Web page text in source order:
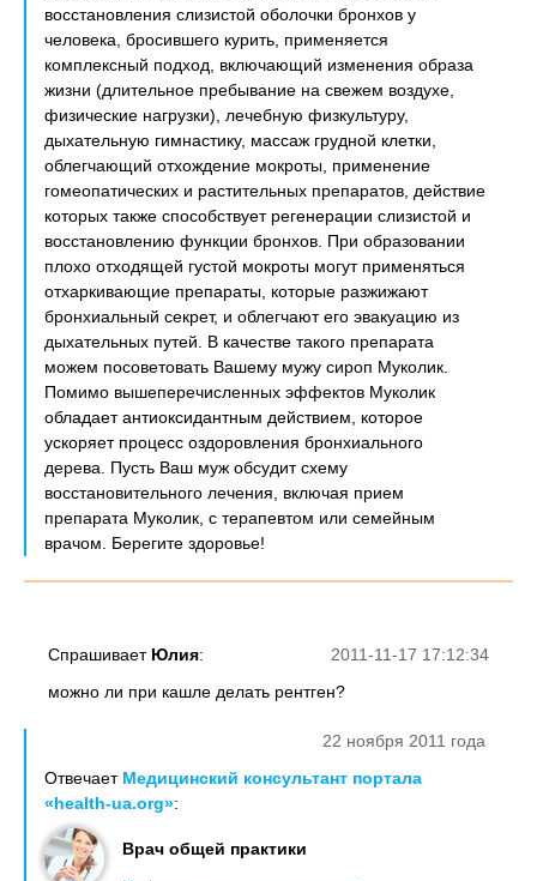
восстановления слизистой оболочки бронхов у
человека, бросившего курить, применяется
комплексный подход, включающий изменения образа
жизни (длительное пребывание на свежем воздухе,
физические нагрузки), лечебную физкультуру,
дыхательную гимнастику, массаж грудной клетки,
облегчающий отхождение мокроты, применение
гомеопатических и растительных препаратов, действие
которых также способствует регенерации слизистой и
восстановлению функции бронхов. При образовании
плохо отходящей густой мокроты могут применяться
отхаркивающие препараты, которые разжижают
бронхиальный секрет, и облегчают его эвакуацию из
дыхательных путей. В качестве такого препарата
можем посоветовать Вашему мужу сироп Муколик.
Помимо вышеперечисленных эффектов Муколик
обладает антиоксидантным действием, которое
ускоряет процесс оздоровления бронхиального
дерева. Пусть Ваш муж обсудит схему
восстановительного лечения, включая прием
препарата Муколик, с терапевтом или семейным
врачом. Берегите здоровье!
2011-11-17 17:12:34
Спрашивает Юлия:
можно ли при кашле делать рентген?
22 ноября 2011 года
Отвечает Медицинский консультант портала
«health-ua.org»:
Врач общей практики